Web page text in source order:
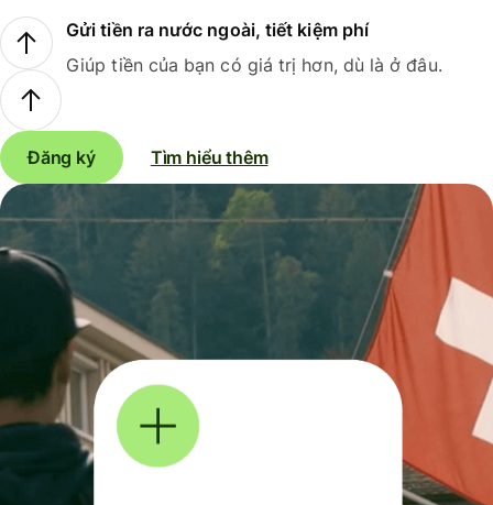
Gửi tiền ra nước ngoài, tiết kiệm phí
Giúp tiền của bạn có giá trị hơn, dù là ở đâu.
Đăng ký Tìm hiểu thêm